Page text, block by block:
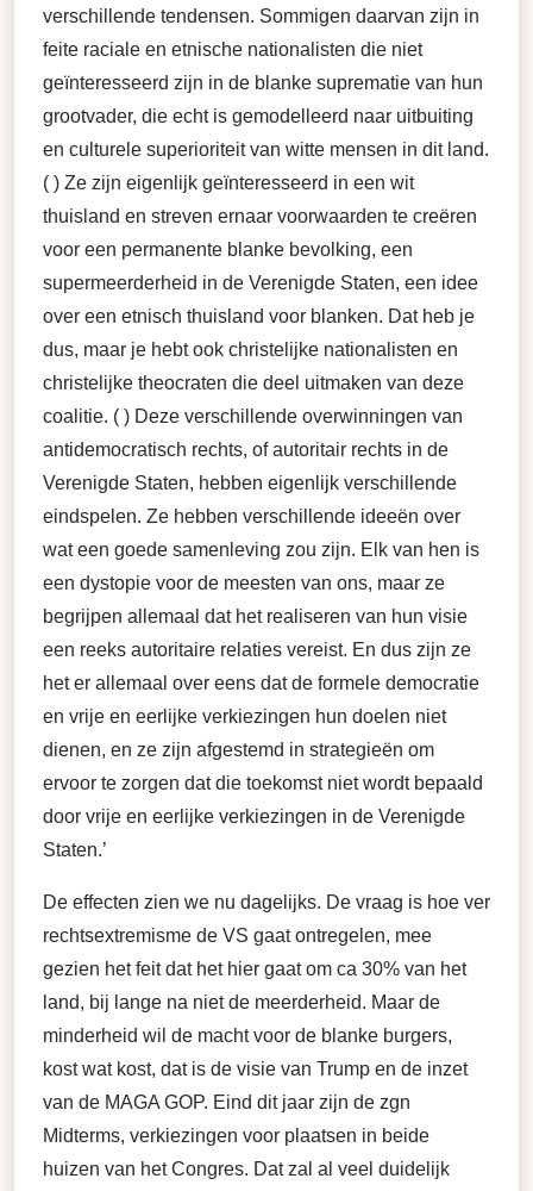
verschillende tendensen. Sommigen daarvan zijn in
feite raciale en etnische nationalisten die niet
geïnteresseerd zijn in de blanke suprematie van hun
grootvader, die echt is gemodelleerd naar uitbuiting
en culturele superioriteit van witte mensen in dit land.
( ) Ze zijn eigenlijk geïnteresseerd in een wit
thuisland en streven ernaar voorwaarden te creëren
voor een permanente blanke bevolking, een
supermeerderheid in de Verenigde Staten, een idee
over een etnisch thuisland voor blanken. Dat heb je
dus, maar je hebt ook christelijke nationalisten en
christelijke theocraten die deel uitmaken van deze
coalitie. ( ) Deze verschillende overwinningen van
antidemocratisch rechts, of autoritair rechts in de
Verenigde Staten, hebben eigenlijk verschillende
eindspelen. Ze hebben verschillende ideeën over
wat een goede samenleving zou zijn. Elk van hen is
een dystopie voor de meesten van ons, maar ze
begrijpen allemaal dat het realiseren van hun visie
een reeks autoritaire relaties vereist. En dus zijn ze
het er allemaal over eens dat de formele democratie
en vrije en eerlijke verkiezingen hun doelen niet
dienen, en ze zijn afgestemd in strategieën om
ervoor te zorgen dat die toekomst niet wordt bepaald
door vrije en eerlijke verkiezingen in de Verenigde
Staten.’
De effecten zien we nu dagelijks. De vraag is hoe ver
rechtsextremisme de VS gaat ontregelen, mee
gezien het feit dat het hier gaat om ca 30% van het
land, bij lange na niet de meerderheid. Maar de
minderheid wil de macht voor de blanke burgers,
kost wat kost, dat is de visie van Trump en de inzet
van de MAGA GOP. Eind dit jaar zijn de zgn
Midterms, verkiezingen voor plaatsen in beide
huizen van het Congres. Dat zal al veel duidelijk